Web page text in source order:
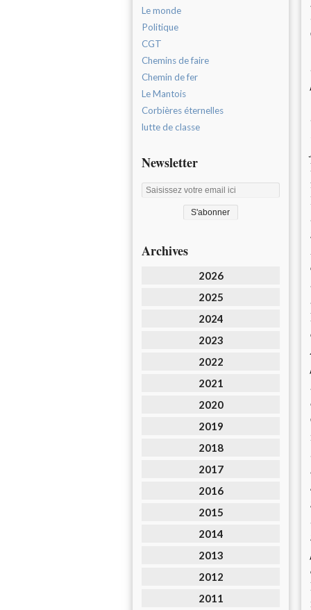
Le monde
Politique
CGT
Chemins de faire
Chemin de fer
Le Mantois
Corbières éternelles
lutte de classe
Newsletter
Archives
2026
2025
2024
2023
2022
2021
2020
2019
2018
2017
2016
2015
2014
2013
2012
2011